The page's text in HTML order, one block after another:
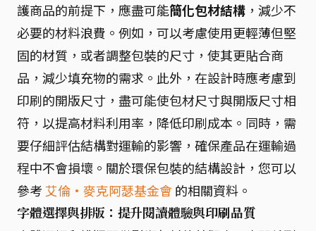
護商品的前提下，應盡可能簡化包材結構 ，減少不
必要的材料浪費。例如，可以考慮使用更輕薄但堅
固的材質，或者調整包裝的尺寸，使其更貼合商
品，減少填充物的需求。此外，在設計時應考慮到
印刷的開版尺寸，盡可能使包材尺寸與開版尺寸相
符，以提高材料利用率，降低印刷成本。同時，需
要仔細評估結構對運輸的影響，確保產品在運輸過
程中不會損壞。關於環保包裝的結構設計，您可以
參考 艾倫·麥克阿瑟基金會的相關資料。
字體選擇與排版：提升閱讀體驗與印刷品質